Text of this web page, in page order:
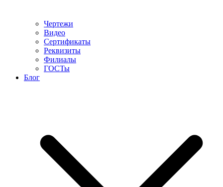
Чертежи
Видео
Сертификаты
Реквизиты
Филиалы
ГОСТы
Блог